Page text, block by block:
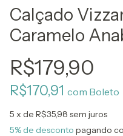
Calçado
Caramelo
R$179,90
R$170,91 com Boleto
5 x de R$35,98 sem juros
5% de desconto pagando